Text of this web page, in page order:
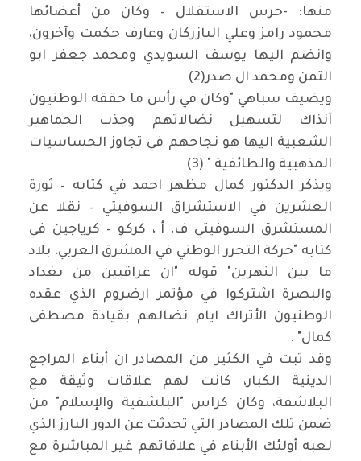
منها: -حرس الاستقلال – وكان من أعضائها
محمود رامز وعلي البازركان وعارف حكمت وآخرون،
وانضم اليها يوسف السويدي ومحمد جعفر ابو
التمن ومحمد ال صدر(2)
ويضيف سباهي "وكان في رأس ما حققه الوطنيون
آنذاك لتسهيل نضالاتهم وجذب الجماهير
الشعبية اليها هو نجاحهم في تجاوز الحساسيات
المذهبية والطائفية " (3)
ويذكر الدكتور كمال مظهر احمد في كتابه – ثورة
العشرين في الاستشراق السوفيتي – نقلا عن
المستشرق السوفيتي ف، أ ، كركو – كرياجين في
كتابه "حركة التحرر الوطني في المشرق العربي، بلاد
ما بين النهرين" قوله "ان عراقيين من بغداد
والبصرة اشتركوا في مؤتمر ارضروم الذي عقده
الوطنيون الأتراك ايام نضالهم بقيادة مصطفى
كمال" .
وقد ثبت في الكثير من المصادر ان أبناء المراجع
الدينية الكبار، كانت لهم علاقات وثيقة مع
البلاشفة، وكان كراس "البلشفية والإسلام" من
ضمن تلك المصادر التي تحدثت عن الدور البارز الذي
لعبه أولئك الأبناء في علاقاتهم غير المباشرة مع